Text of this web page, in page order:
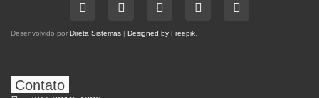
Desenvolvido por Direta Sistemas | Designed by Freepik
Contato